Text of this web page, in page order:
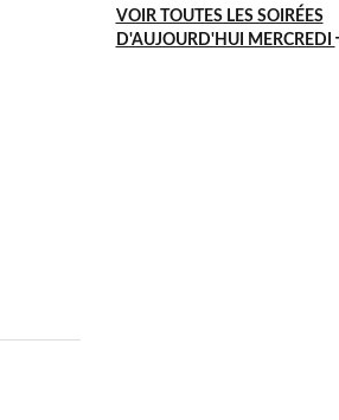
VOIR TOUTES LES SOIRÉES
D'AUJOURD'HUI MERCREDI